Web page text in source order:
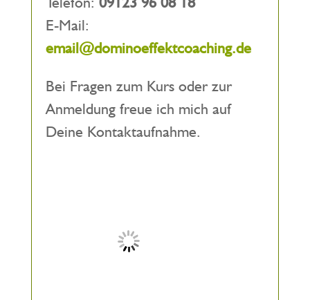
E-Mail:
email@dominoeffektcoaching.de
Bei Fragen zum Kurs oder zur
Anmeldung freue ich mich auf
Deine Kontaktaufnahme.